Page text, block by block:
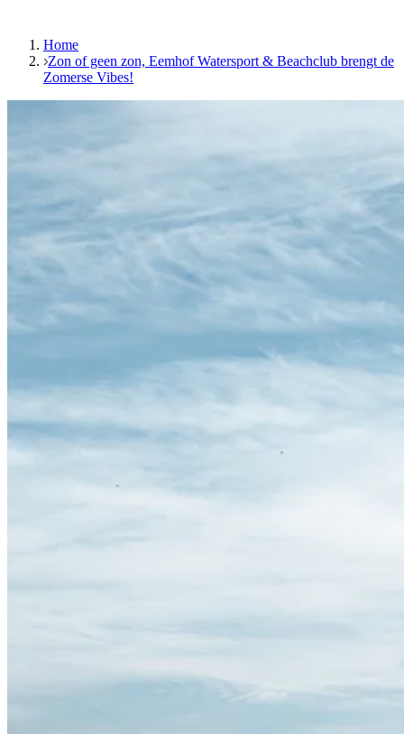
Home
Zon of geen zon, Eemhof Watersport & Beachclub brengt de
Zomerse Vibes!